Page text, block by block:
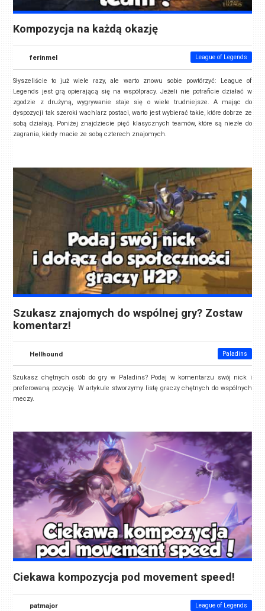
Kompozycja na każdą okazję
ferinmel League of Legends
Słyszeliście to już wiele razy, ale warto znowu sobie powtórzyć: League of
Legends jest grą opierającą się na współpracy. Jeżeli nie potraficie działać w
zgodzie z drużyną, wygrywanie staje się o wiele trudniejsze. A mając do
dyspozycji tak szeroki wachlarz postaci, warto jest wybierać takie, które dobrze ze
sobą działają. Poniżej znajdziecie pięć klasycznych teamów, które są niezłe do
zagrania, kiedy macie ze sobą czterech znajomych.
Szukasz znajomych do wspólnej gry? Zostaw
komentarz!
Hellhound Paladins
Szukasz chętnych osób do gry w Paladins? Podaj w komentarzu swój nick i
preferowaną pozycję. W artykule stworzymy listę graczy chętnych do wspólnych
meczy.
Ciekawa kompozycja pod movement speed!
patmajor League of Legends